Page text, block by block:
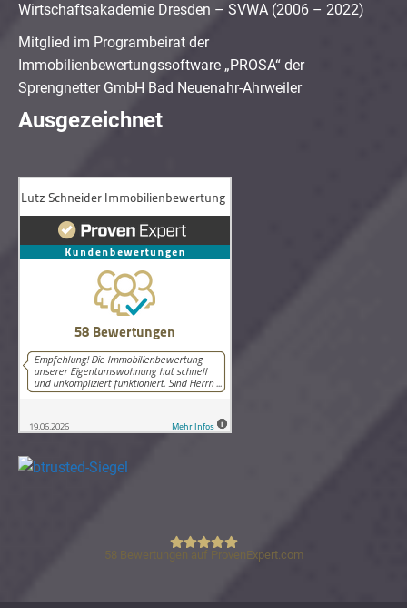
Wirtschaftsakademie Dresden – SVWA (2006 – 2022)
Mitglied im Programbeirat der
Immobilienbewertungssoftware „PROSA“ der
Sprengnetter GmbH Bad Neuenahr-Ahrweiler
Ausgezeichnet
Lutz Schneider Immobilienbewertung
58 Bewertungen auf ProvenExpert.com